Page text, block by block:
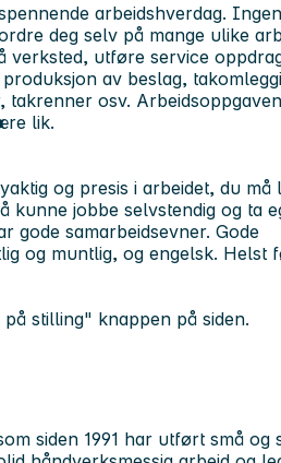
arbeidshverdag.
deg selv på mange ulike
verksted, utføre service
av beslag,
osv.
lik.
og presis i arbeidet, du må
kunne jobbe selvstendig og ta
gode samarbeidsevner. Gode
og muntlig, og engelsk. Helst
på stilling" knappen på siden.
siden 1991 har utført små og